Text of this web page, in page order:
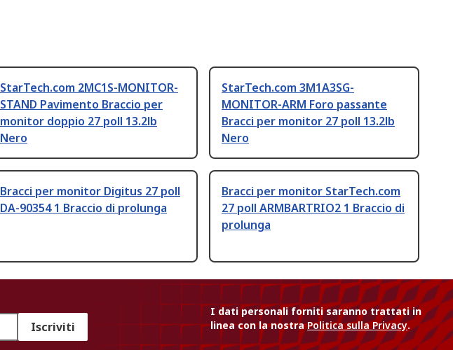
StarTech.com 2MC1S-MONITOR-
STAND Pavimento Braccio per
monitor doppio 27 poll 13.2lb
Nero
StarTech.com 3M1A3SG-
MONITOR-ARM Foro passante
Bracci per monitor 27 poll 13.2lb
Nero
Bracci per monitor Digitus 27 poll
DA-90354 1 Braccio di prolunga
Bracci per monitor StarTech.com
27 poll ARMBARTRIO2 1 Braccio di
prolunga
Iscriviti
I dati personali forniti saranno trattati in
linea con la nostraPolitica sulla Privacy.